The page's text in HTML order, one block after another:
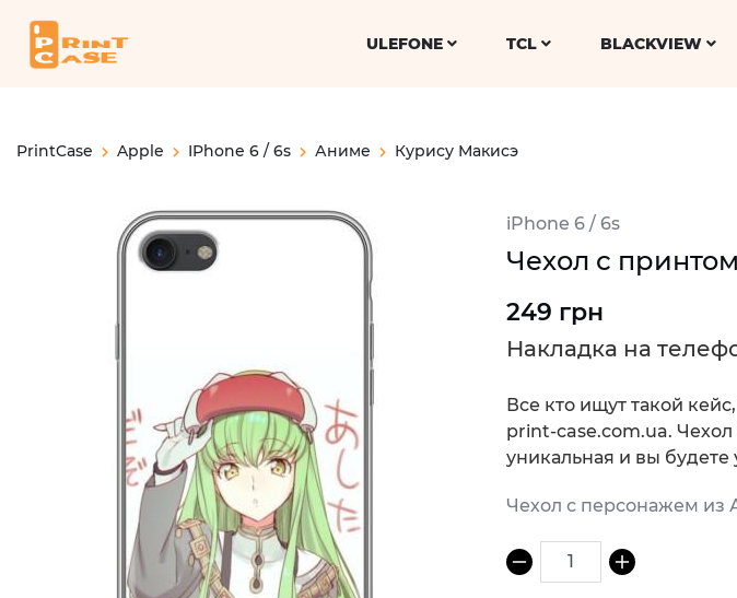
ULEFONE TCL BLACKVIEW
PrintCase Apple IPhone 6 / 6s Аниме Курису Макисэ
iPhone 6 / 6s
Чехол с
249 грн
Накладка на
Все кто ищут такой
print-case.com.ua. Чехол
уникальная и вы будете
Чехол с персонажем из
1